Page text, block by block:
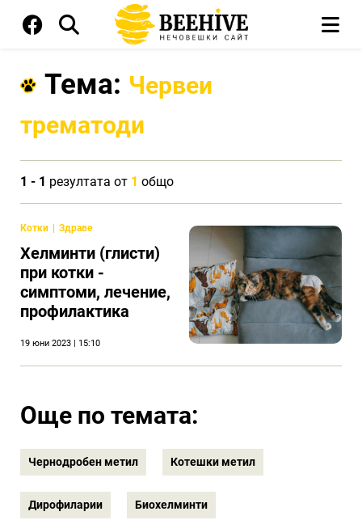
Тема: Червеи
трематоди
1 - 1 резултата от 1 общо
Котки Здраве
Хелминти (глисти)
при котки -
симптоми, лечение,
профилактика
19 юни 2023 | 15:10
Още по темата:
Чернодробен метил Котешки метил
Дирофиларии Биохелминти